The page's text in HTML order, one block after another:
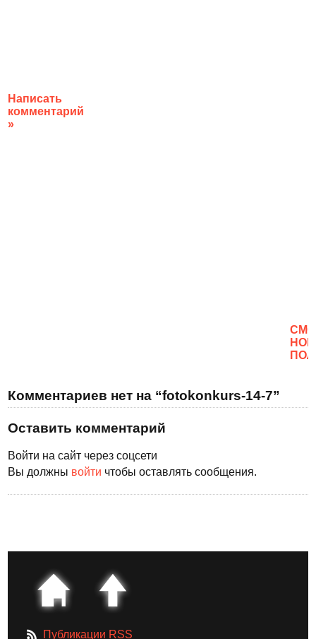
Написать
комментарий
»
Комментариев нет на “fotokonkurs-14-7”
Оставить комментарий
Войти на сайт через соцсети
Вы должны войти чтобы оставлять сообщения.
Публикации RSS